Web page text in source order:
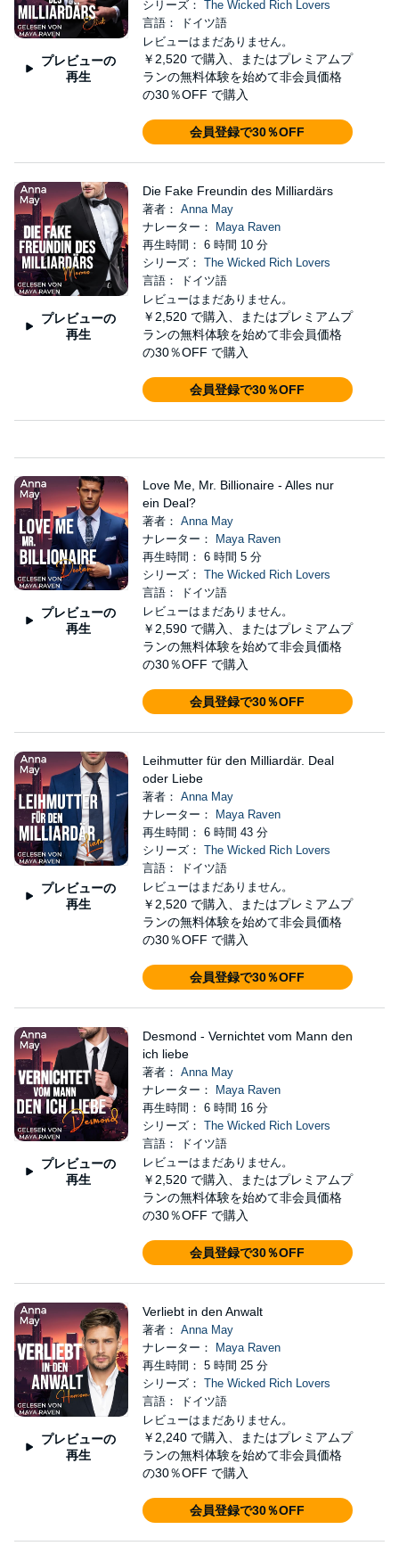
プレビューの
再生
シリーズ： The Wicked Rich Lovers
言語： ドイツ語
レビューはまだありません。
￥2,520 で購入、またはプレミアムプ
ランの無料体験を始めて非会員価格
の30％OFF で購入
会員登録で30％OFF
プレビューの
再生
Die Fake Freundin des Milliardärs
著者： Anna May
ナレーター：
Maya Raven
再生時間： 6 時間 10 分
シリーズ： The Wicked Rich Lovers
言語： ドイツ語
レビューはまだありません。
￥2,520 で購入、またはプレミアムプ
ランの無料体験を始めて非会員価格
の30％OFF で購入
会員登録で30％OFF
プレビューの
再生
Love Me, Mr. Billionaire - Alles nur
ein Deal?
著者： Anna May
ナレーター：
Maya Raven
再生時間： 6 時間 5 分
シリーズ： The Wicked Rich Lovers
言語： ドイツ語
レビューはまだありません。
￥2,590 で購入、またはプレミアムプ
ランの無料体験を始めて非会員価格
の30％OFF で購入
会員登録で30％OFF
プレビューの
再生
Leihmutter für den Milliardär. Deal
oder Liebe
著者： Anna May
ナレーター：
Maya Raven
再生時間： 6 時間 43 分
シリーズ： The Wicked Rich Lovers
言語： ドイツ語
レビューはまだありません。
￥2,520 で購入、またはプレミアムプ
ランの無料体験を始めて非会員価格
の30％OFF で購入
会員登録で30％OFF
プレビューの
再生
Desmond - Vernichtet vom Mann den
ich liebe
著者： Anna May
ナレーター：
Maya Raven
再生時間： 6 時間 16 分
シリーズ： The Wicked Rich Lovers
言語： ドイツ語
レビューはまだありません。
￥2,520 で購入、またはプレミアムプ
ランの無料体験を始めて非会員価格
の30％OFF で購入
会員登録で30％OFF
プレビューの
再生
Verliebt in den Anwalt
著者： Anna May
ナレーター：
Maya Raven
再生時間： 5 時間 25 分
シリーズ： The Wicked Rich Lovers
言語： ドイツ語
レビューはまだありません。
￥2,240 で購入、またはプレミアムプ
ランの無料体験を始めて非会員価格
の30％OFF で購入
会員登録で30％OFF